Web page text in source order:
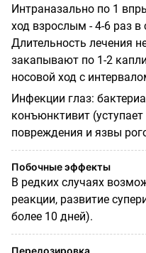
Интраназально по 1
ход взрослым - 4-6 раз в
Длительность лечения
закапывают по 1-2
носовой ход с
Инфекции глаз:
конъюнктивит
повреждения и язвы
Побочные эффекты
В редких случаях
реакции, развитие
более 10 дней).
Передозировка